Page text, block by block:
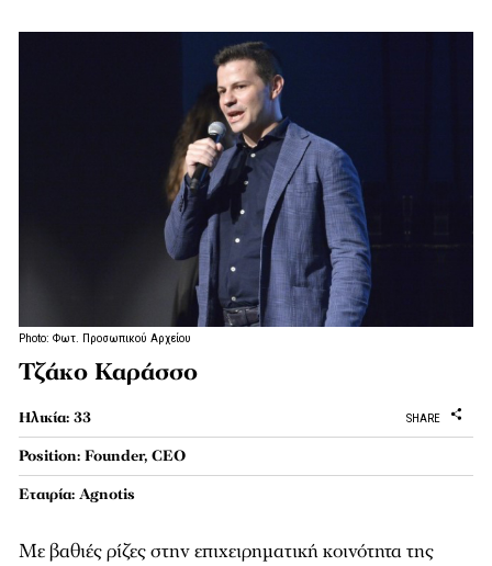
Photo: Φωτ. Προσωπικού Αρχείου
Τζάκο Καράσσο
SHARE
Ηλικία: 33
Position: Founder, CEO
Εταιρία: Agnotis
Mε βαθιές ρίζες στην επιχειρηματική κοινότητα της